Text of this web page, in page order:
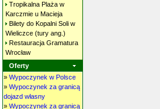
Tropikalna Plaża w
Karczmie u Macieja
Bilety do Kopalni Soli w
Wieliczce (tury ang.)
Restauracja Gramatura
Wrocław
Oferty
» Wypoczynek w Polsce
» Wypoczynek za granicą
dojazd własny
» Wypoczynek za granicą